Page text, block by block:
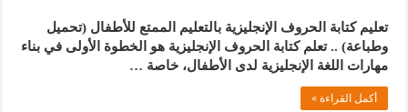
تعليم كتابة الحروف الإنجليزية بالتعليم الممتع للأطفال (تحميل
وطباعة) .. تعلم كتابة الحروف الإنجليزية هو الخطوة الأولى في بناء
مهارات اللغة الإنجليزية لدى الأطفال، خاصة …
أكمل القراءة »